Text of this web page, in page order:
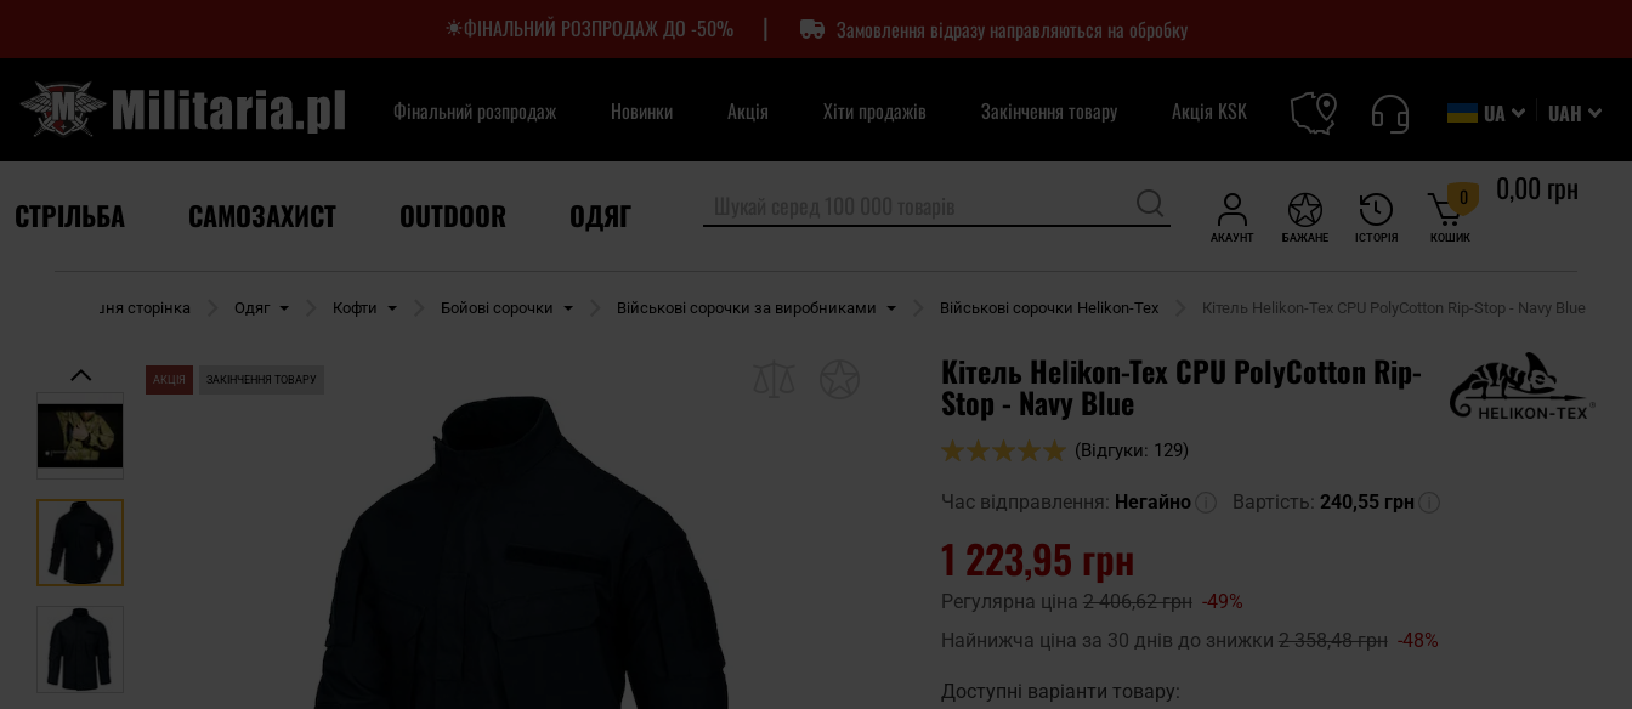
ФІНАЛЬНИЙ РОЗПРОДАЖ ДО -50% | Замовлення відразу направляються на обробку
UAH
UA
Фінальний розпродаж Новинки Акція Хіти продажів Закінчення товару Акція KSK
АКАУНТ ІСТОРІЯ
БАЖАНЕ КОШИК
0 0,00 грн
СТРІЛЬБА САМОЗАХИСТ OUTDOOR ОДЯГ
Домашня сторінка Одяг Кофти Бойові сорочки Військові сорочки за виробниками Військові сорочки Helikon-Tex Кітель Helikon-Tex CPU PolyCotton Rip-Stop - Navy Blue
АКЦІЯ ЗАКІНЧЕННЯ ТОВАРУ Кітель Helikon-Tex CPU PolyCotton Rip-
Stop - Navy Blue
Оцінка:
(Відгуки: 129)
Час відправлення: Негайно Вартість: 240,55 грн
1 223,95 грн
Регулярна ціна 2 406,62 грн -49%
Найнижча ціна за 30 днів до знижки 2 358,48 грн -48%
Доступні варіанти товару: